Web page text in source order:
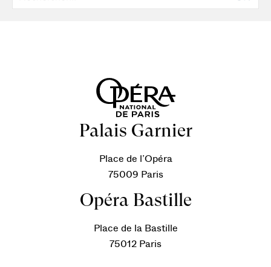
Palais Garnier
Place de l’Opéra
75009 Paris
Opéra Bastille
Place de la Bastille
75012 Paris